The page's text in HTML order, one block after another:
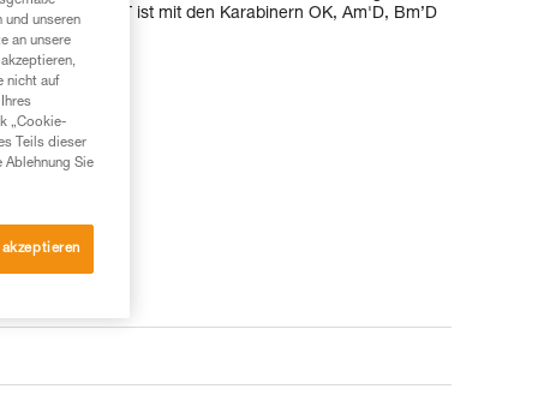
ADJUST ist mit den Karabinern OK, Am'D, Bm’D
und unseren
an unsere
nicht auf
„Cookie-
Teils dieser
Ablehnung Sie